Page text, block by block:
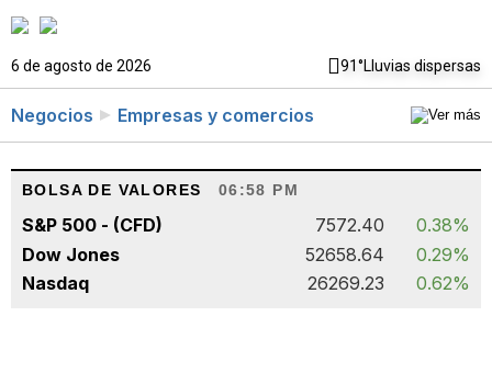
6 de agosto de 2026 91°Lluvias dispersas
Negocios Empresas y comercios
BOLSA DE VALORES 06:58 PM
S&P 500 - (CFD) 7572.40
0.38%
Dow Jones
52658.64
0.29%
Nasdaq
26269.23 0.62%